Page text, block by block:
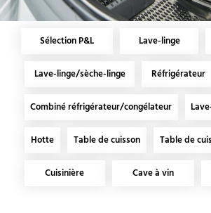
Sélection P&L Lave-linge
Lave-linge/sèche-linge Réfrigérateur
Combiné réfrigérateur/congélateur
Hotte Table de cuisson Table de
Cuisinière Cave à vin